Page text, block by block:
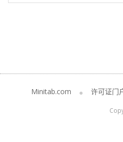
Minitab.com 许可证门